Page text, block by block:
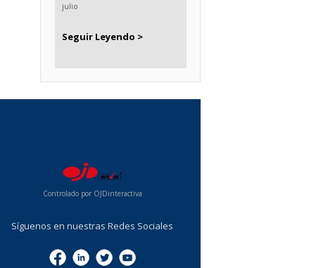
julio
Seguir Leyendo >
Controlado por OJDinteractiva
Síguenos en nuestras Redes Sociales